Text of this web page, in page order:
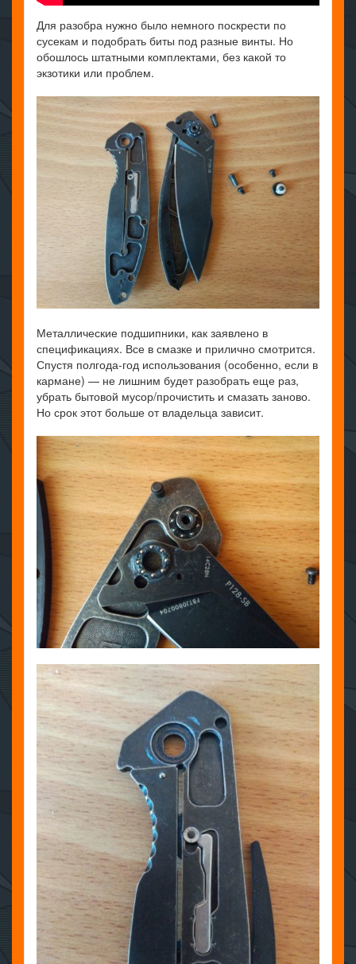
Для разобра нужно было немного поскрести по
сусекам и подобрать биты под разные винты. Но
обошлось штатными комплектами, без какой то
экзотики или проблем.
Металлические подшипники, как заявлено в
спецификациях. Все в смазке и прилично смотрится.
Спустя полгода-год использования (особенно, если в
кармане) — не лишним будет разобрать еще раз,
убрать бытовой мусор/прочистить и смазать заново.
Но срок этот больше от владельца зависит.